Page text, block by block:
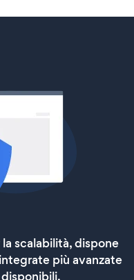
scalabilità, dispone
più avanzate